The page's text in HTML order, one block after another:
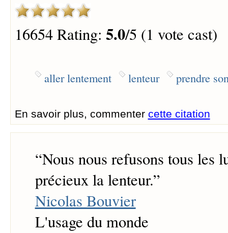
16654 Rating: 5.0/5 (1 vote cast)
aller lentement lenteur prendre
En savoir plus, commenter cette citation
“Nous nous refusons tous les
précieux la lenteur.”
Nicolas Bouvier
L'usage du monde